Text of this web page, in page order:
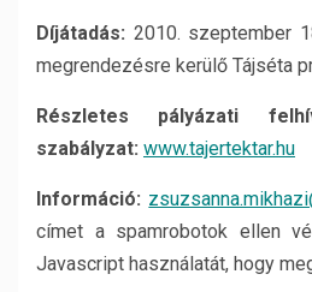
Díjátadás: 2010. szeptember
megrendezésre kerülő Tájséta
Részletes pályázati
szabályzat: www.tajertektar.hu
Információ:
címet a spamrobotok ellen
Javascript használatát, hogy